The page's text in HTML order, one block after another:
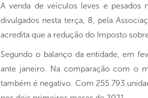
A venda de veículos leves e pesados
divulgados nesta terça, 8, pela
acredita que a redução do Imposto
Segundo o balanço da entidade, em
ante janeiro. Na comparação com o
também é negativo. Com 255.793